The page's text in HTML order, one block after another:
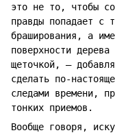
это не то, чтобы
правды попадает с
браширования, а
поверхности дерева
щеточкой, ―
сделать по-
следами времени,
тонких приемов.
Вообще говоря,